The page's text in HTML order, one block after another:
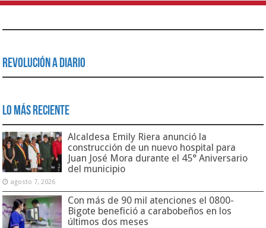
Revolución a Diario
Lo Más Reciente
Alcaldesa Emily Riera anunció la
construcción de un nuevo hospital para
Juan José Mora durante el 45° Aniversario
del municipio
agosto 7, 2026
Con más de 90 mil atenciones el 0800-
Bigote benefició a carabobeños en los
últimos dos meses